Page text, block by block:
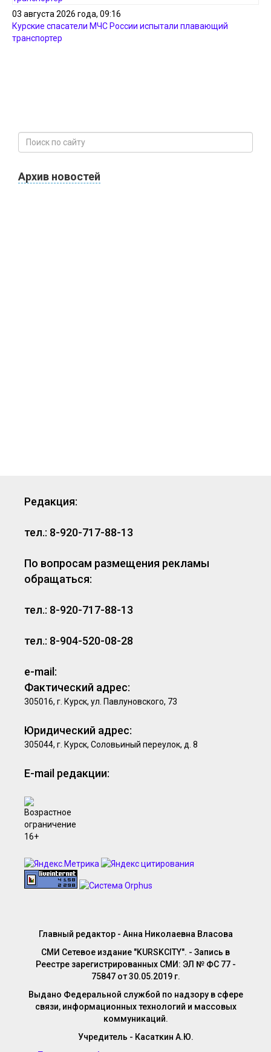
03 августа 2026 года, 09:16
Курские спасатели МЧС России испытали плавающий
транспортер
Архив новостей
Редакция:
тел.: 8-920-717-88-13
По вопросам размещения рекламы
обращаться:
тел.: 8-920-717-88-13
тел.: 8-904-520-08-28
e-mail:
Фактический адрес:
305016, г. Курск, ул. Павлуновского, 73
Юридический адрес:
305044, г. Курск, Соловьиный переулок, д. 8
E-mail редакции:
Главный редактор - Анна Николаевна Власова
СМИ Сетевое издание "KURSKCITY". - Запись в
Реестре зарегистрированных СМИ: ЭЛ № ФС 77 -
75847 от 30.05.2019 г.
Выдано Федеральной службой по надзору в сфере
связи, информационных технологий и массовых
коммуникаций.
Учредитель - Касаткин А.Ю.